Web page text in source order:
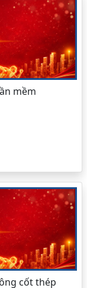
mềm
cốt thép